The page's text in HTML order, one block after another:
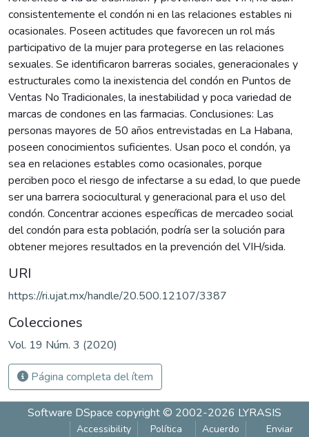
consistentemente el condón ni en las relaciones estables ni
ocasionales. Poseen actitudes que favorecen un rol más
participativo de la mujer para protegerse en las relaciones
sexuales. Se identificaron barreras sociales, generacionales y
estructurales como la inexistencia del condón en Puntos de
Ventas No Tradicionales, la inestabilidad y poca variedad de
marcas de condones en las farmacias. Conclusiones: Las
personas mayores de 50 años entrevistadas en La Habana,
poseen conocimientos suficientes. Usan poco el condón, ya
sea en relaciones estables como ocasionales, porque
perciben poco el riesgo de infectarse a su edad, lo que puede
ser una barrera sociocultural y generacional para el uso del
condón. Concentrar acciones específicas de mercadeo social
del condón para esta población, podría ser la solución para
obtener mejores resultados en la prevención del VIH/sida.
URI
https://ri.ujat.mx/handle/20.500.12107/3387
Colecciones
Vol. 19 Núm. 3 (2020)
Página completa del ítem
Software DSpace copyright © 2002-2026 LYRASIS
Accessibility Política Acuerdo Enviar